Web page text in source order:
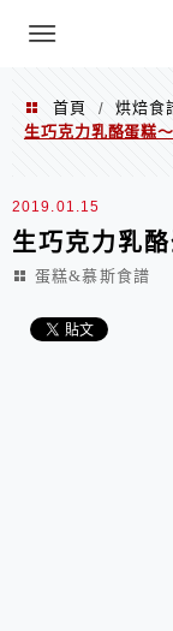
menu
首頁 / 烘焙食
生巧克力乳酪蛋糕
2019.01.15
生巧克力乳
蛋糕&慕斯食譜